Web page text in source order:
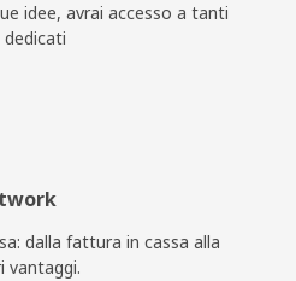
idee, avrai accesso a tanti
dalla fattura in cassa alla
vantaggi.